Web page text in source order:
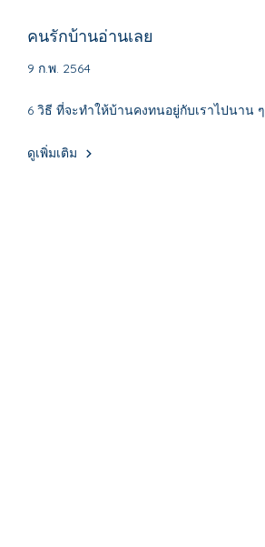
คนรักบ้านอ่านเลย
9 ก.พ. 2564
6 วิธี ที่จะทำให้บ้านคงทนอยู่กับเราไปนาน ๆ
ดูเพิ่มเติม